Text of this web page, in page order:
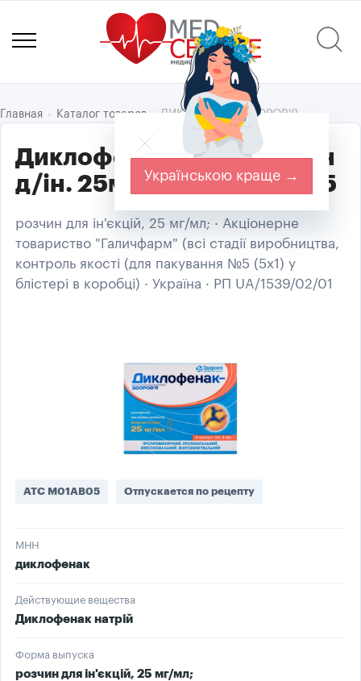
Главная Каталог товаров ДИКЛОФЕНАК-ЗДОРОВ'Я
Диклофенак-Здоров'я р-н
д/ін. 25мг/мл амп. 3мл №5
розчин для ін'єкцій, 25 мг/мл; · Акціонерне
товариство "Галичфарм" (всі стадії виробництва,
контроль якості (для пакування №5 (5х1) у
блістері в коробці) · Україна · РП UA/1539/02/01
ATC M01AB05 Отпускается по рецепту
МНН
диклофенак
Действующие вещества
Диклофенак натрій
Форма выпуска
розчин для ін'єкцій, 25 мг/мл;
Українською краще →